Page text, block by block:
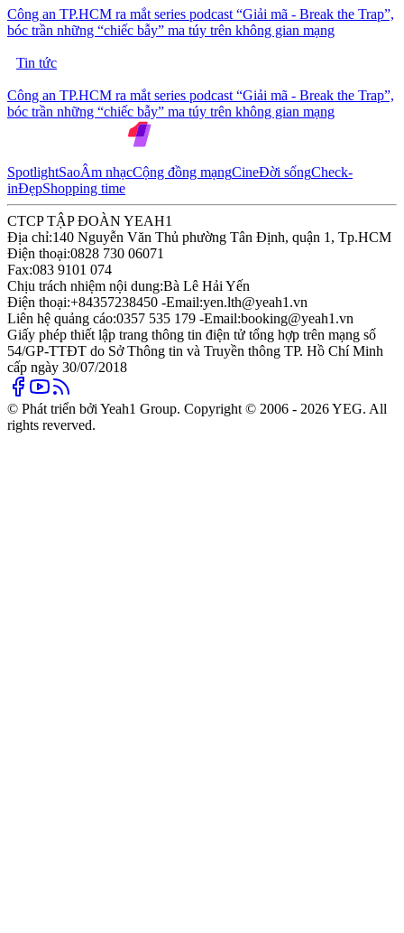
Công an TP.HCM ra mắt series podcast “Giải mã - Break the Trap”,
bóc trần những “chiếc bẫy” ma túy trên không gian mạng
Tin tức
Công an TP.HCM ra mắt series podcast “Giải mã - Break the Trap”,
bóc trần những “chiếc bẫy” ma túy trên không gian mạng
SpotlightSaoÂm nhạcCộng đồng mạngCineĐời sốngCheck-
inĐẹpShopping time
CTCP TẬP ĐOÀN YEAH1
Địa chỉ:140 Nguyễn Văn Thủ phường Tân Định, quận 1, Tp.HCM
Điện thoại:0828 730 06071
Fax:083 9101 074
Chịu trách nhiệm nội dung:Bà Lê Hải Yến
Điện thoại:+84357238450 -Email:yen.lth@yeah1.vn
Liên hệ quảng cáo:0357 535 179 -Email:booking@yeah1.vn
Giấy phép thiết lập trang thông tin điện tử tổng hợp trên mạng số
54/GP-TTĐT do Sở Thông tin và Truyền thông TP. Hồ Chí Minh
cấp ngày 30/07/2018
© Phát triển bởi Yeah1 Group. Copyright © 2006 - 2026 YEG. All
rights reverved.